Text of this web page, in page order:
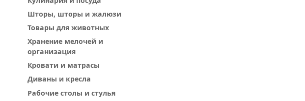
Домашняя электроника
Шторы, шторы и жалюзи
Товары для животных
Хранение мелочей и
организация
Кровати и матрасы
Диваны и кресла
Рабочие столы и стулья